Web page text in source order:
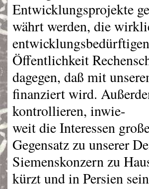
Entwicklungsprojekte
währt werden, die
Öffentlichkeit
dagegen, daß mit
finanziert wird.
kontrollieren, inwie-
weit die Interessen
Gegensatz zu unserer
Siemenskonzern zu
kürzt und in Persien